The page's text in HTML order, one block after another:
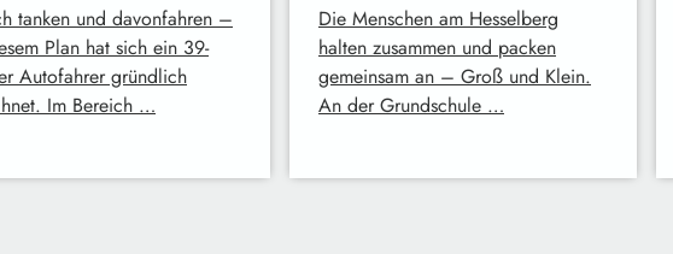
tanken und davonfahren –
Plan hat sich ein 39-
Autofahrer gründlich
Im Bereich …
Die Menschen am Hesselberg
halten zusammen und packen
gemeinsam an – Groß und Klein.
An der Grundschule …